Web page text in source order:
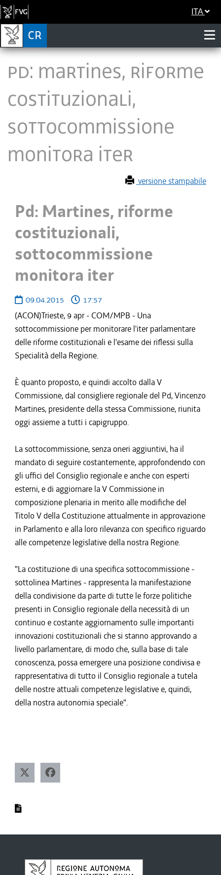
ITA
Pd: Martines, riforme
costituzionali,
sottocommissione
monitora iter
versione stampabile
Pd: Martines, riforme
costituzionali,
sottocommissione
monitora iter
09.04.2015
17:57
(ACON)Trieste, 9 apr - COM/MPB - Una
sottocommissione per monitorare l'iter parlamentare
delle riforme costituzionali e l'esame dei riflessi sulla
Specialità della Regione.
È quanto proposto, e quindi accolto dalla V
Commissione, dal consigliere regionale del Pd, Vincenzo
Martines, presidente della stessa Commissione, riunita
oggi assieme a tutti i capigruppo.
La sottocommissione, senza oneri aggiuntivi, ha il
mandato di seguire costantemente, approfondendo con
gli uffici del Consiglio regionale e anche con esperti
esterni, e di aggiornare la V Commissione in
composizione plenaria in merito alle modifiche del
Titolo V della Costituzione attualmente in approvazione
in Parlamento e alla loro rilevanza con specifico riguardo
alle competenze legislative della nostra Regione.
"La costituzione di una specifica sottocommissione -
sottolinea Martines - rappresenta la manifestazione
della condivisione da parte di tutte le forze politiche
presenti in Consiglio regionale della necessità di un
continuo e costante aggiornamento sulle importanti
innovazioni costituzionali che si stanno approvando a
livello parlamentare, di modo che, sulla base di tale
conoscenza, possa emergere una posizione condivisa e
rappresentativa di tutto il Consiglio regionale a tutela
delle nostre attuali competenze legislative e, quindi,
della nostra autonomia speciale".